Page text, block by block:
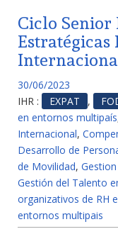
Ciclo Senior
30/06/2023
IHR :
EXPAT ,
en entornos multipaís
Internacional,
Desarrollo de
de Movilidad,
Gestión del Talento
organizativos de RH
entornos multipais